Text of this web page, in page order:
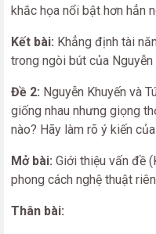
khắc họa nổi bật hơn hẳn
Kết bài: Khẳng định tài
trong ngòi bút của Nguyễn
Đề 2: Nguyễn Khuyến và
giống nhau nhưng giọng
nào? Hãy làm rõ ý kiến
Mở bài: Giới thiệu vấn đề
phong cách nghệ thuật
Thân bài: